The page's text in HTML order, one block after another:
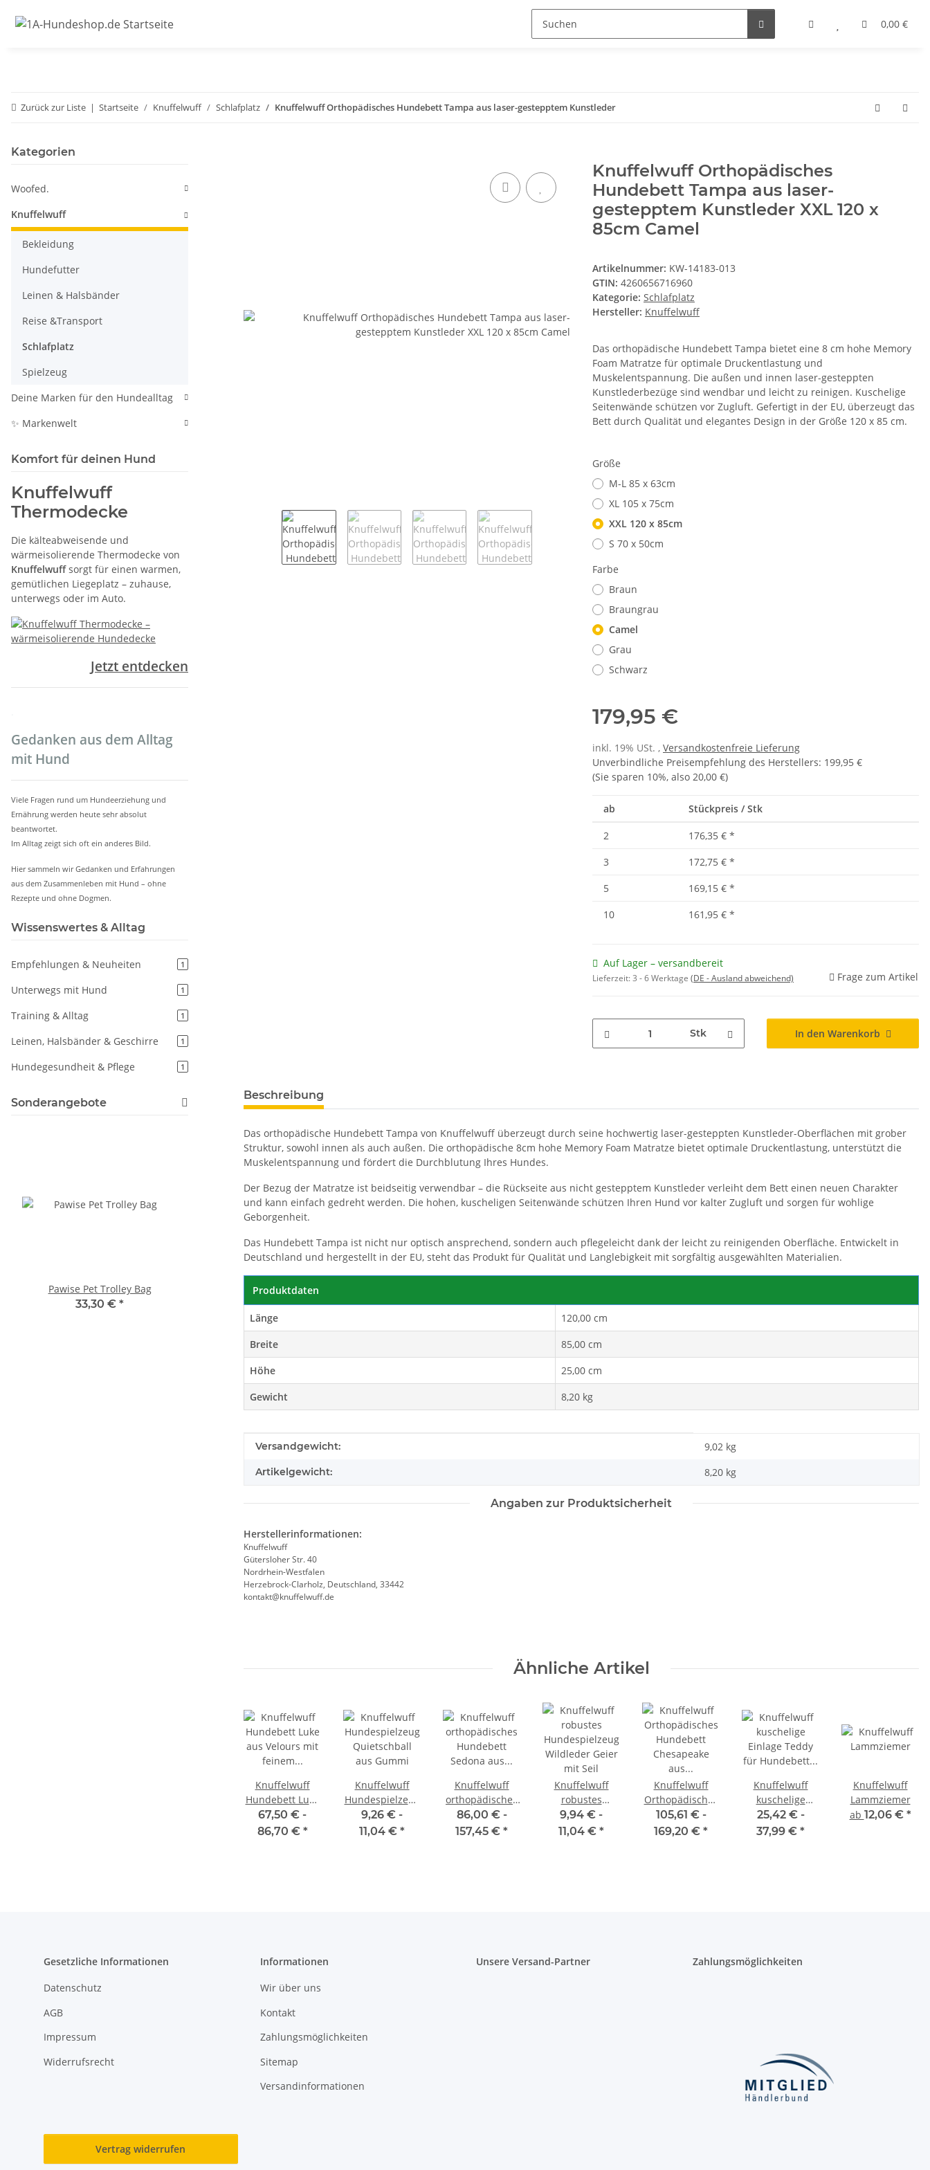
0,00 €
Zurück zur Liste Startseite Knuffelwuff Schlafplatz Knuffelwuff Orthopädisches Hundebett Tampa aus laser-gestepptem Kunstleder
Knuffelwuff Orthopädisches
Hundebett Tampa aus laser-
gestepptem Kunstleder XXL 120 x
85cm Camel
Artikelnummer: KW-14183-013
GTIN: 4260656716960
Kategorie: Schlafplatz
Hersteller: Knuffelwuff
Das orthopädische Hundebett Tampa bietet eine 8 cm hohe Memory
Foam Matratze für optimale Druckentlastung und
Muskelentspannung. Die außen und innen laser-gesteppten
Kunstlederbezüge sind wendbar und leicht zu reinigen. Kuschelige
Seitenwände schützen vor Zugluft. Gefertigt in der EU, überzeugt das
Bett durch Qualität und elegantes Design in der Größe 120 x 85 cm.
Größe
M-L 85 x 63cm
XL 105 x 75cm
XXL 120 x 85cm
S 70 x 50cm
Farbe
Braun
Braungrau
Camel
Grau
Schwarz
179,95 €
inkl. 19% USt. , Versandkostenfreie Lieferung
Unverbindliche Preisempfehlung des Herstellers: 199,95 €
(Sie sparen 10%, also 20,00 €)
ab Stückpreis / Stk
2 176,35 € *
3
172,75 € *
5
169,15 € *
10
161,95 € *
Auf Lager – versandbereit
Lieferzeit:3 - 6 Werktage (DE - Ausland abweichend) Frage zum Artikel
Stk In den Warenkorb
weitere Registerkarten anzeigen
Beschreibung
Das orthopädische Hundebett Tampa von Knuffelwuff überzeugt durch seine hochwertig laser-gesteppten Kunstleder-Oberflächen mit grober
Struktur, sowohl innen als auch außen. Die orthopädische 8cm hohe Memory Foam Matratze bietet optimale Druckentlastung, unterstützt die
Muskelentspannung und fördert die Durchblutung Ihres Hundes.
Der Bezug der Matratze ist beidseitig verwendbar – die Rückseite aus nicht gestepptem Kunstleder verleiht dem Bett einen neuen Charakter
und kann einfach gedreht werden. Die hohen, kuscheligen Seitenwände schützen Ihren Hund vor kalter Zugluft und sorgen für wohlige
Geborgenheit.
Das Hundebett Tampa ist nicht nur optisch ansprechend, sondern auch pflegeleicht dank der leicht zu reinigenden Oberfläche. Entwickelt in
Deutschland und hergestellt in der EU, steht das Produkt für Qualität und Langlebigkeit mit sorgfältig ausgewählten Materialien.
Produktdaten
Länge
120,00 cm
Breite
85,00 cm
Höhe
25,00 cm
Gewicht
8,20 kg
Produkteigenschaft
Wert
Versandgewicht: 9,02 kg
Artikelgewicht: 8,20 kg
Angaben zur Produktsicherheit
Herstellerinformationen:
Knuffelwuff
Gütersloher Str. 40
Nordrhein-Westfalen
Herzebrock-Clarholz, Deutschland, 33442
kontakt@knuffelwuff.de
Ähnliche Artikel
Knuffelwuff
Hundebett Luke
aus Velours mit
feinem
67,50 € -
86,70 € *
Knuffelwuff
Hundespielzeug
Quietschball
aus Gummi
9,26 € -
11,04 € *
Knuffelwuff
orthopädisches
Hundebett
Sedona aus
86,00 € -
157,45 € *
Knuffelwuff
robustes
Hundespielzeug
Wildleder Geier
9,94 € -
11,04 € *
Knuffelwuff
Orthopädisches
Hundebett
Chesapeake aus
105,61 € -
169,20 € *
Knuffelwuff
kuschelige
Einlage Teddy
für Hundebett
25,42 € -
37,99 € *
Knuffelwuff
Lammziemer
ab 12,06 € *
Kategorien
Woofed.
Knuffelwuff
Bekleidung
Hundefutter
Leinen & Halsbänder
Reise &Transport
Schlafplatz
Spielzeug
Deine Marken für den Hundealltag
✨ Markenwelt
Komfort für deinen Hund
Knuffelwuff
Thermodecke
Die kälteabweisende und
wärmeisolierende Thermodecke von
Knuffelwuffsorgt für einen warmen,
gemütlichen Liegeplatz – zuhause,
unterwegs oder im Auto.
Jetzt entdecken
Gedanken aus dem Alltag
mit Hund
Viele Fragen rund um Hundeerziehung und
Ernährung werden heute sehr absolut
beantwortet.
Im Alltag zeigt sich oft ein anderes Bild.
Hier sammeln wir Gedanken und Erfahrungen
aus dem Zusammenleben mit Hund – ohne
Rezepte und ohne Dogmen.
Wissenswertes & Alltag
Empfehlungen & Neuheiten 1
Unterwegs mit Hund 1
Training & Alltag 1
Leinen, Halsbänder & Geschirre 1
Hundegesundheit & Pflege 1
Sonderangebote
Pawise Pet Trolley Bag
33,30 € *
Compaws Trolley London 40 cm
Grau
33,90 €
Gesetzliche Informationen
Datenschutz
AGB
Impressum
Widerrufsrecht
Informationen
Wir über uns
Kontakt
Zahlungsmöglichkeiten
Sitemap
Versandinformationen
Unsere Versand-Partner Zahlungsmöglichkeiten
Vertrag widerrufen